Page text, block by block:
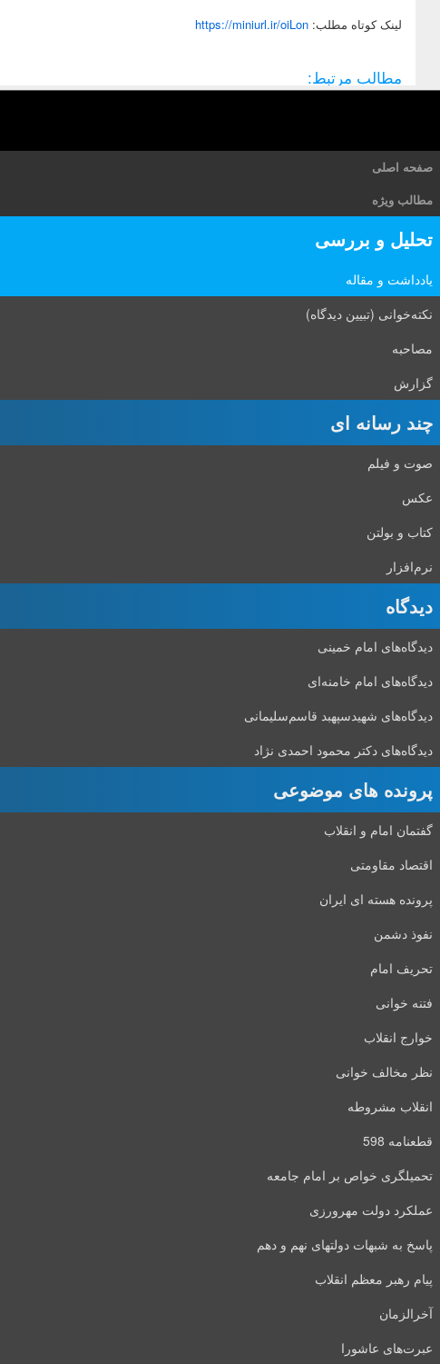
لينک کوتاه مطلب: https://miniurl.ir/oiLon
مطالب مرتبط:
صفحه اصلی
مطالب ویژه
تحلیل و بررسی
یادداشت و مقاله
نکته‌خوانی (تبیین دیدگاه)
مصاحبه
گزارش
چند رسانه ای
صوت و فیلم
عکس
کتاب و بولتن
نرم‌افزار
دیدگاه‌
دیدگاه‌های امام خمینی
دیدگاه‌های امام خامنه‌ای
دیدگاه‌های شهید‌سپهبد قاسم‌سلیمانی
دیدگاه‌های دکتر محمود احمدی نژاد
پرونده های موضوعی
گفتمان امام و انقلاب
اقتصاد مقاومتی
پرونده هسته ای ایران
نفوذ دشمن
تحریف امام
فتنه خوانی
خوارج انقلاب
نظر مخالف خوانی
انقلاب مشروطه
قطعنامه 598
تحمیلگری خواص بر امام جامعه
عملکرد دولت مهرورزی
پاسخ به شبهات دولتهای نهم و دهم
پیام رهبر معظم انقلاب
آخرالزمان
عبرت‌های عاشورا